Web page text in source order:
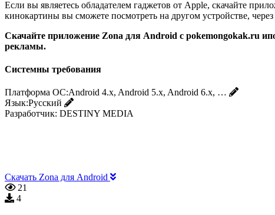
Если вы являетесь обладателем гаджетов от Apple, скачайте
кинокартины вы сможете посмотреть на другом устройстве, через
Скачайте приложение Zona для Android с pokemongokak.ru и
рекламы.
Системны требования
Платформа ОС:Android 4.x, Android 5.x, Android 6.x, …
Язык:Русский
Разработчик: DESTINY MEDIA
Скачать Zona для Android
21
4